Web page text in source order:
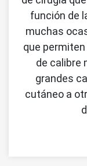
función de
muchas
que
de calibre
grandes
cutáneo a